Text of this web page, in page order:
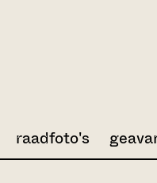
raadfoto's